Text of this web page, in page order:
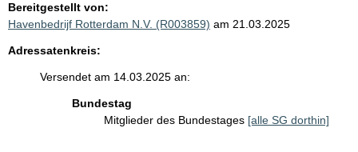
Bereitgestellt von:
Havenbedrijf Rotterdam N.V. (R003859) am 21.03.2025
Adressatenkreis:
Versendet am 14.03.2025 an:
Bundestag
Mitglieder des Bundestages [alle SG dorthin]